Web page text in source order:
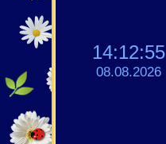
14:12:55
08.08.2026